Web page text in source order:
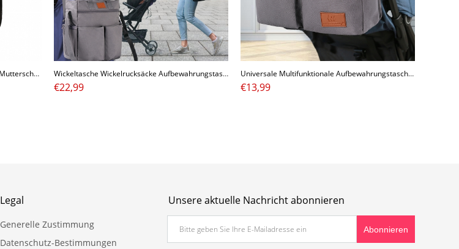
Windel Rucksack, Windeltasche für die Mutterschaft, Wasserdichter Organizer, Reiserucksack Wickeltasche Wickelrucksäcke Aufbewahrungstasche Buggy Kinderwagen Organizer 32X12X33CM
€22,99
Universale Multifunktionale Aufbewahrungstasche Buggy Kinderwagen Organizer 33X7.5X16CM
€13,99
Legal
Generelle Zustimmung
Datenschutz-Bestimmungen
Unsere aktuelle Nachricht abonnieren